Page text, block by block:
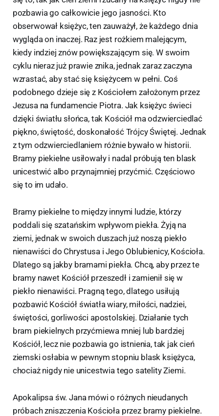
pozbawia go całkowicie jego jasności. Kto
obserwował księżyc, ten zauważył, że każdego dnia
wygląda on inaczej. Raz jest rożkiem malejącym,
kiedy indziej znów powiększającym się. W swoim
cyklu nieraz już prawie znika, jednak zaraz zaczyna
wzrastać, aby stać się księżycem w pełni. Coś
podobnego dzieje się z Kościołem założonym przez
Jezusa na fundamencie Piotra. Jak księżyc świeci
dzięki światłu słońca, tak Kościół ma odzwierciedlać
piękno, świętość, doskonałość Trójcy Świętej. Jednak
z tym odzwierciedlaniem różnie bywało w historii.
Bramy piekielne usiłowały i nadal próbują ten blask
unicestwić albo przynajmniej przyćmić. Częściowo
się to im udało.
Bramy piekielne to między innymi ludzie, którzy
poddali się szatańskim wpływom piekła. Żyją na
ziemi, jednak w swoich duszach już noszą piekło
nienawiści do Chrystusa i Jego Oblubienicy, Kościoła.
Dlatego są jakby bramami piekła. Chcą, aby przez te
bramy nawet Kościół przeszedł i zamienił się w
piekło nienawiści. Pragną tego, dlatego usiłują
pozbawić Kościół światła wiary, miłości, nadziei,
świętości, gorliwości apostolskiej. Działanie tych
bram piekielnych przyćmiewa mniej lub bardziej
Kościół, lecz nie pozbawia go istnienia, tak jak cień
ziemski osłabia w pewnym stopniu blask księżyca,
chociaż nigdy nie unicestwia tego satelity Ziemi.
Apokalipsa św. Jana mówi o różnych nieudanych
próbach zniszczenia Kościoła przez bramy piekielne.